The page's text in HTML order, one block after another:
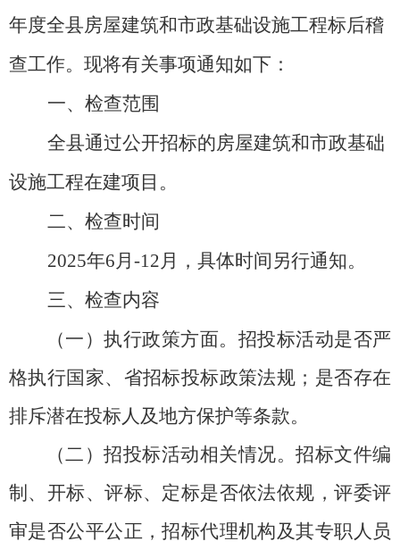
年度全县房屋建筑和市政基础设施工程标后稽
查工作。现将有关事项通知如下：
一、 检查范围
全县通过公开招标的房屋建筑和市政基础
设施工程在建项目。
二、 检查时间
2025年6月-12月，具体时间另行通知。
三、 检查内容
（一）执行政策方面。 招投标活动是否严
格执行国家、省招标投标政策法规；是否存在
排斥潜在投标人及地方保护等条款。
（二）招投标活动相关情况。招标文件编
制、开标、评标、定标是否依法依规，评委评
审是否公平公正，招标代理机构及其专职人员